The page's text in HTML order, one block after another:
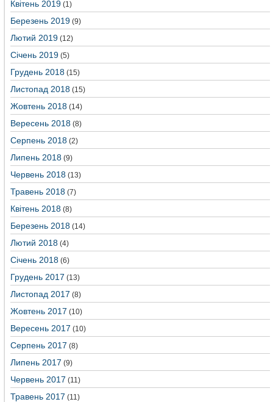
Квітень 2019 (1)
Березень 2019 (9)
Лютий 2019 (12)
Січень 2019 (5)
Грудень 2018 (15)
Листопад 2018 (15)
Жовтень 2018 (14)
Вересень 2018 (8)
Серпень 2018 (2)
Липень 2018 (9)
Червень 2018 (13)
Травень 2018 (7)
Квітень 2018 (8)
Березень 2018 (14)
Лютий 2018 (4)
Січень 2018 (6)
Грудень 2017 (13)
Листопад 2017 (8)
Жовтень 2017 (10)
Вересень 2017 (10)
Серпень 2017 (8)
Липень 2017 (9)
Червень 2017 (11)
Травень 2017 (11)